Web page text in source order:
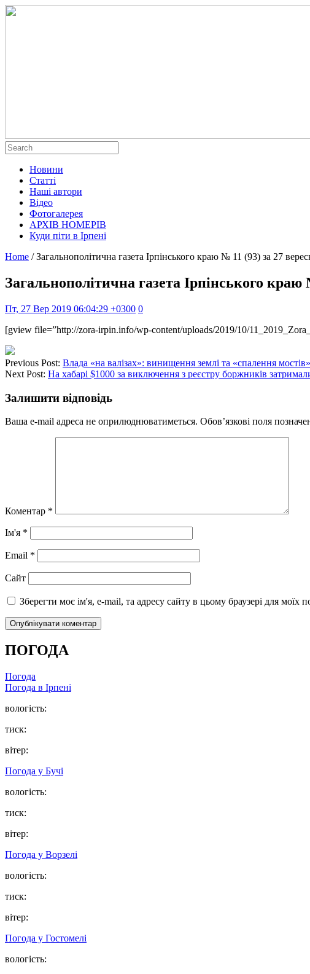
Новини
Статті
Наші автори
Відео
Фотогалерея
АРХІВ НОМЕРІВ
Куди піти в Ірпені
Home / Загальнополітична газета Ірпінського краю № 11 (93) за 27
Загальнополітична газета Ірпінського
Пт, 27 Вер 2019 06:04:29 +0300 0
[gview file=”http://zora-irpin.info/wp-content/uploads/2019/10/
Previous Post: Влада «на валізах»: винищення землі та «спалення
Next Post: На хабарі $1000 за виключення з реєстру боржників
Залишити відповідь
Ваша e-mail адреса не оприлюднюватиметься. Обов’язкові поля
Коментар *
Ім'я *
Email *
Сайт
Зберегти моє ім'я, e-mail, та адресу сайту в цьому браузері для моїх
ПОГОДА
Погода
Погода в Ірпені
вологість:
тиск:
вітер:
Погода у Бучі
вологість:
тиск:
вітер:
Погода у Ворзелі
вологість:
тиск:
вітер:
Погода у Гостомелі
вологість: